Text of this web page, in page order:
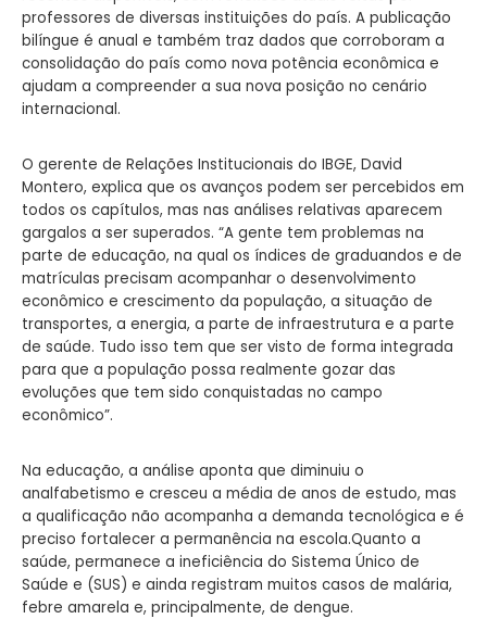
professores de diversas instituições do país. A publicação
bilíngue é anual e também traz dados que corroboram a
consolidação do país como nova potência econômica e
ajudam a compreender a sua nova posição no cenário
internacional.
O gerente de Relações Institucionais do IBGE, David
Montero, explica que os avanços podem ser percebidos em
todos os capítulos, mas nas análises relativas aparecem
gargalos a ser superados. “A gente tem problemas na
parte de educação, na qual os índices de graduandos e de
matrículas precisam acompanhar o desenvolvimento
econômico e crescimento da população, a situação de
transportes, a energia, a parte de infraestrutura e a parte
de saúde. Tudo isso tem que ser visto de forma integrada
para que a população possa realmente gozar das
evoluções que tem sido conquistadas no campo
econômico”.
Na educação, a análise aponta que diminuiu o
analfabetismo e cresceu a média de anos de estudo, mas
a qualificação não acompanha a demanda tecnológica e é
preciso fortalecer a permanência na escola.Quanto a
saúde, permanece a ineficiência do Sistema Único de
Saúde e (SUS) e ainda registram muitos casos de malária,
febre amarela e, principalmente, de dengue.